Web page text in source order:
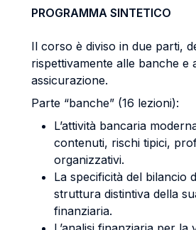
PROGRAMMA SINTETICO
Il corso è diviso in due parti,
rispettivamente alle banche e
assicurazione.
Parte “banche” (16 lezioni):
L’attività bancaria
contenuti, rischi tipici,
organizzativi.
La specificità del bilancio
struttura distintiva della
finanziaria.